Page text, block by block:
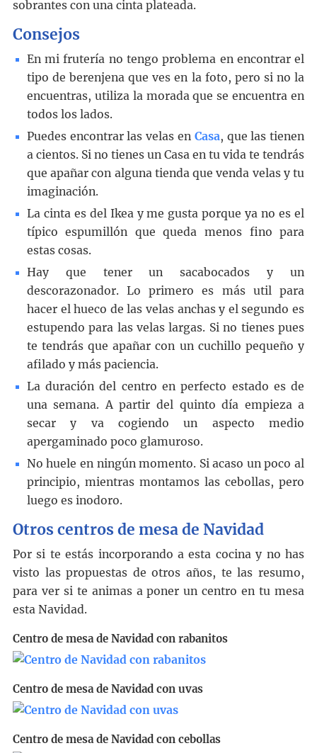
sobrantes con una cinta plateada.
Consejos
En mi frutería no tengo problema en encontrar el
tipo de berenjena que ves en la foto, pero si no la
encuentras, utiliza la morada que se encuentra en
todos los lados.
Puedes encontrar las velas en Casa, que las tienen
a cientos. Si no tienes un Casa en tu vida te tendrás
que apañar con alguna tienda que venda velas y tu
imaginación.
La cinta es del Ikea y me gusta porque ya no es el
típico espumillón que queda menos fino para
estas cosas.
Hay que tener un sacabocados y un
descorazonador. Lo primero es más util para
hacer el hueco de las velas anchas y el segundo es
estupendo para las velas largas. Si no tienes pues
te tendrás que apañar con un cuchillo pequeño y
afilado y más paciencia.
La duración del centro en perfecto estado es de
una semana. A partir del quinto día empieza a
secar y va cogiendo un aspecto medio
apergaminado poco glamuroso.
No huele en ningún momento. Si acaso un poco al
principio, mientras montamos las cebollas, pero
luego es inodoro.
Otros centros de mesa de Navidad
Por si te estás incorporando a esta cocina y no has
visto las propuestas de otros años, te las resumo,
para ver si te animas a poner un centro en tu mesa
esta Navidad.
Centro de mesa de Navidad con rabanitos
Centro de mesa de Navidad con uvas
Centro de mesa de Navidad con cebollas